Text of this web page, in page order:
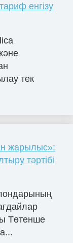
енгізу
тек
жарылыс»:
тәртібі
Төтенше